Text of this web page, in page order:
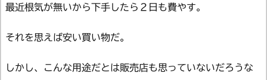
最近根気が無いから下手したら２日も費やす。
それを思えば安い買い物だ。
しかし、こんな用途だとは販売店も思っていないだろうな